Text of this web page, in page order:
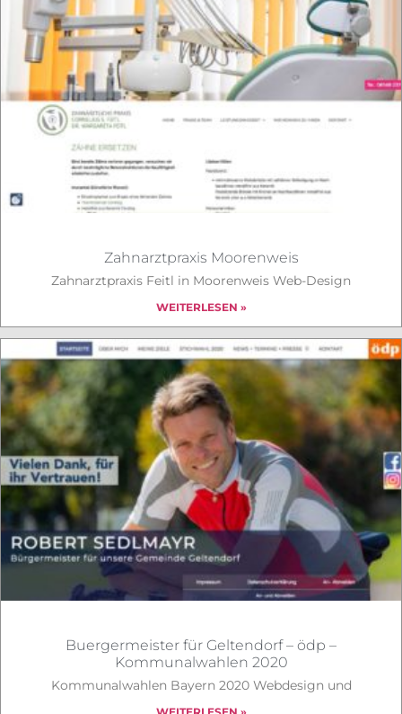
Zahnarztpraxis Moorenweis
Zahnarztpraxis Feitl in Moorenweis Web-Design
WEITERLESEN »
Buergermeister für Geltendorf – ödp –
Kommunalwahlen 2020
Kommunalwahlen Bayern 2020 Webdesign und